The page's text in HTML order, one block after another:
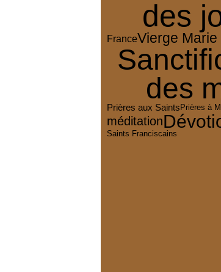
des
FranceVierge Marie
des
Prières aux Saints Prières à
méditation
Saints Franciscains